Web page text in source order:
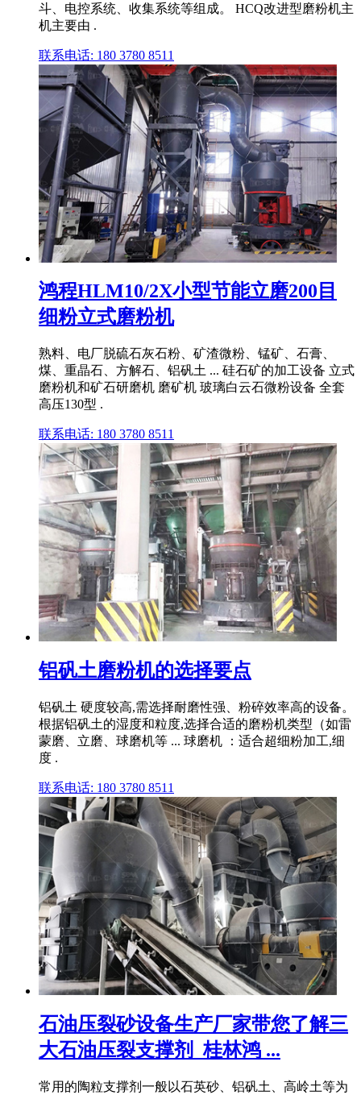
斗、电控系统、收集系统等组成。 HCQ改进型磨粉机主
机主要由 .
联系电话: 180 3780 8511
鸿程HLM10/2X小型节能立磨200目
细粉立式磨粉机
熟料、电厂脱硫石灰石粉、矿渣微粉、锰矿、石膏、
煤、重晶石、方解石、铝矾土 ... 硅石矿的加工设备 立式
磨粉机和矿石研磨机 磨矿机 玻璃白云石微粉设备 全套
高压130型 .
联系电话: 180 3780 8511
铝矾土磨粉机的选择要点
铝矾土 硬度较高,需选择耐磨性强、粉碎效率高的设备。
根据铝矾土的湿度和粒度,选择合适的磨粉机类型（如雷
蒙磨、立磨、球磨机等 ... 球磨机 ：适合超细粉加工,细
度 .
联系电话: 180 3780 8511
石油压裂砂设备生产厂家带您了解三
大石油压裂支撑剂_桂林鸿 ...
常用的陶粒支撑剂一般以石英砂、铝矾土、高岭土等为